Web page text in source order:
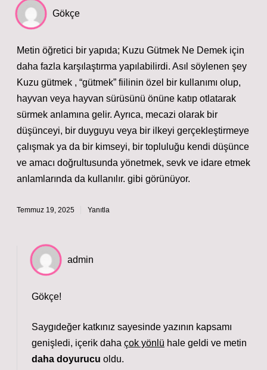
Gökçe
Metin öğretici bir yapıda; Kuzu Gütmek Ne Demek için
daha fazla karşılaştırma yapılabilirdi. Asıl söylenen şey
Kuzu gütmek , “gütmek” fiilinin özel bir kullanımı olup,
hayvan veya hayvan sürüsünü önüne katıp otlatarak
sürmek anlamına gelir. Ayrıca, mecazi olarak bir
düşünceyi, bir duyguyu veya bir ilkeyi gerçekleştirmeye
çalışmak ya da bir kimseyi, bir topluluğu kendi düşünce
ve amacı doğrultusunda yönetmek, sevk ve idare etmek
anlamlarında da kullanılır. gibi görünüyor.
Temmuz 19, 2025 Yanıtla
admin
Gökçe!
Saygıdeğer katkınız sayesinde yazının kapsamı
genişledi, içerik daha çok yönlü hale geldi ve metin
daha doyurucu oldu.